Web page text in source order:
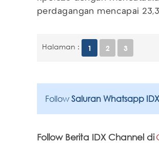
perdagangan mencapai
Halaman : 1 2 3
Follow Saluran Whatsapp
Follow Berita IDX Channel di